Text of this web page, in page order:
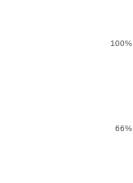
66%
100%